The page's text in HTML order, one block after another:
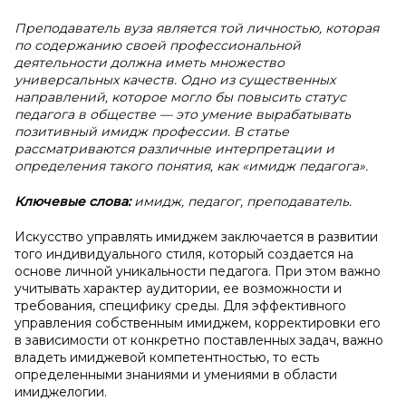
Преподаватель вуза является той личностью, которая
по содержанию своей профессиональной
деятельности должна иметь множество
универсальных качеств. Одно из существенных
направлений, которое могло бы повысить статус
педагога в обществе — это умение вырабатывать
позитивный имидж профессии. В статье
рассматриваются различные интерпретации и
определения такого понятия, как «имидж педагога».
Ключевые слова:имидж, педагог, преподаватель.
Искусство управлять имиджем заключается в развитии
того индивидуального стиля, который создается на
основе личной уникальности педагога. При этом важно
учитывать характер аудитории, ее возможности и
требования, специфику среды. Для эффективного
управления собственным имиджем, корректировки его
в зависимости от конкретно поставленных задач, важно
владеть имиджевой компетентностью, то есть
определенными знаниями и умениями в области
имиджелогии.